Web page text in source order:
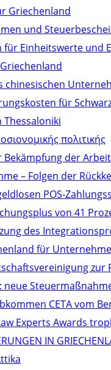
Griechenland
und
Einheitswerte und
chinesischen
für
Thessaloniki
πολιτικής
der
– Folgen der
POS-
von 41
des
für
neue
CETA vom
Experts Awards
IN